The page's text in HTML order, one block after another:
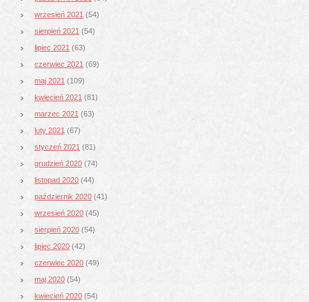
wrzesień 2021 (54)
sierpień 2021 (54)
lipiec 2021 (63)
czerwiec 2021 (69)
maj 2021 (109)
kwiecień 2021 (81)
marzec 2021 (63)
luty 2021 (67)
styczeń 2021 (81)
grudzień 2020 (74)
listopad 2020 (44)
październik 2020 (41)
wrzesień 2020 (45)
sierpień 2020 (54)
lipiec 2020 (42)
czerwiec 2020 (49)
maj 2020 (54)
kwiecień 2020 (54)